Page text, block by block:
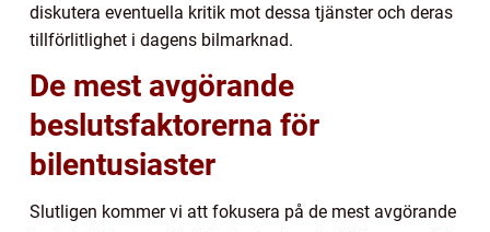
diskutera eventuella kritik mot dessa tjänster och deras
tillförlitlighet i dagens bilmarknad.
De mest avgörande
beslutsfaktorerna för
bilentusiaster
Slutligen kommer vi att fokusera på de mest avgörande